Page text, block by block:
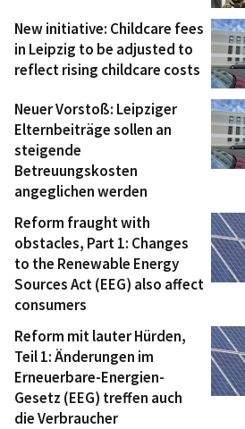
New initiative: Childcare fees
in Leipzig to be adjusted to
reflect rising childcare costs
Neuer Vorstoß: Leipziger
Elternbeiträge sollen an
steigende
Betreuungskosten
angeglichen werden
Reform fraught with
obstacles, Part 1: Changes
to the Renewable Energy
Sources Act (EEG) also affect
consumers
Reform mit lauter Hürden,
Teil 1: Änderungen im
Erneuerbare-Energien-
Gesetz (EEG) treffen auch
die Verbraucher